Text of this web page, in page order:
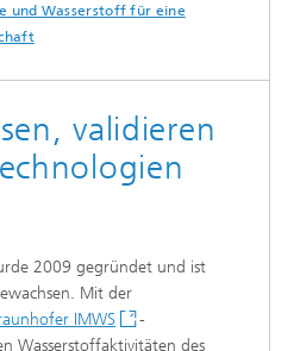
und Wasserstoff für eine
validieren
2009 gegründet und ist
Mit der
IMWS
-
Wasserstoffaktivitäten des